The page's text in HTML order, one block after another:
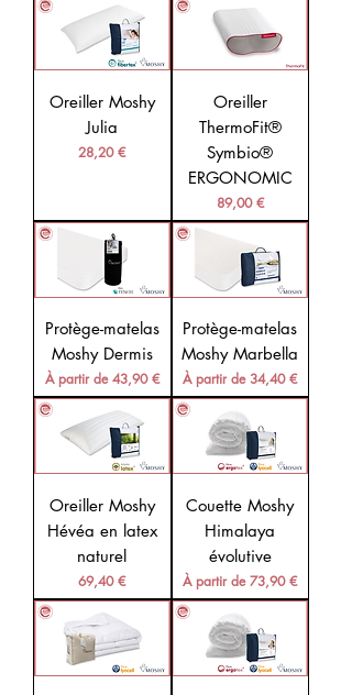
Oreiller Moshy
Julia
Prix
28,20 €
Oreiller
ThermoFit®
Symbio®
ERGONOMIC
Prix
89,00 €
Protège-matelas
Moshy Dermis
À partir de43,90 €
Prix promotionnel
Protège-matelas
Moshy Marbella
À partir de 34,40 €
Prix promotionnel
Oreiller Moshy
Hévéa en latex
naturel
Prix
69,40 €
Couette Moshy
Himalaya
évolutive
À partir de73,90 €
Prix promotionnel